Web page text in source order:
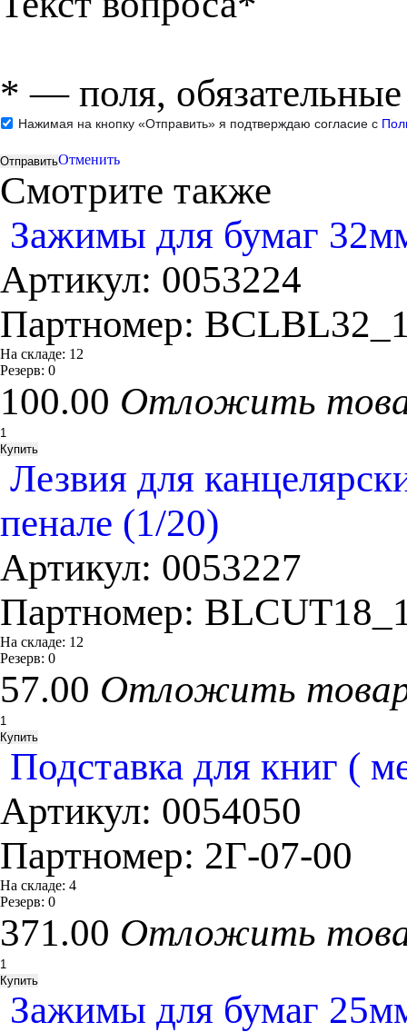
* — поля,
Нажимая на кнопку «Отправить» я подтверждаю согласие с
Отменить
Смотрите также
Зажимы для бумаг
Артикул: 0053224
Партномер:
На складе: 12
Резерв: 0
100.00 Отложить
Лезвия для
пенале (1/20)
Артикул: 0053227
Партномер:
На складе: 12
Резерв: 0
57.00 Отложить
Подставка для книг (
Артикул: 0054050
Партномер: 2Г-07-00
На складе: 4
Резерв: 0
371.00 Отложить
Зажимы для бумаг